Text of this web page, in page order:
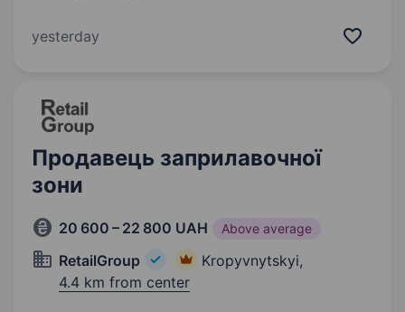
ТМ «ROSHEN». Ми — стабільна компанія,
Вимоги: Відповідальність та уважність
Бажання…
yesterday
Продавець заприлавочної
зони
20 600 – 22 800 UAH Above average
RetailGroup
Kropyvnytskyi,
4.4 km from center